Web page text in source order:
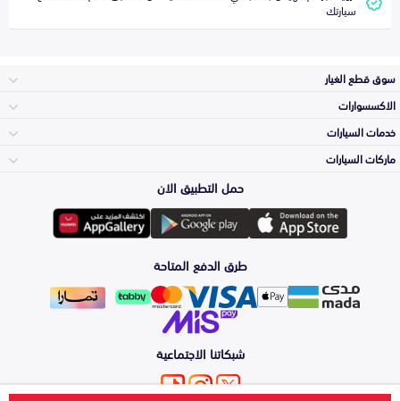
سيارتك
سوق قطع الغيار
المكائن، القيرات
وملحقاتها
الشمعات
والاصطبات (الاضاءة)
الفرامل والأقمشة
الاكسسوارات
لوازم الرحلات
اكسسوارات العناية
الزيوت و السوائل
خدمات السيارات
الأكثر مبيعاً
التلميع والعناية
اصلاح الطلاء
ماركات السيارات
تويوتا
هيونداي
كيا
حمل التطبيق الان
طرق الدفع المتاحة
شبكاتنا الاجتماعية